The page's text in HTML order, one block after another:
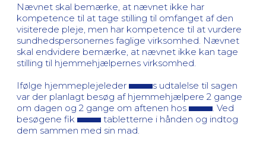
Nævnet skal bemærke, at nævnet ikke har
kompetence til at tage stilling til omfanget af den
visiterede pleje, men har kompetence til at vurdere
sundhedspersonernes faglige virksomhed. Nævnet
skal endvidere bemærke, at nævnet ikke kan tage
stilling til hjemmehjælpernes virksomhed.
Ifølge hjemmeplejeleder
s udtalelse til sagen
var der planlagt besøg af hjemmehjælpere 2 gange
om dagen og 2 gange om aftenen hos
. Ved
besøgene fik
tabletterne i hånden og indtog
dem sammen med sin mad.